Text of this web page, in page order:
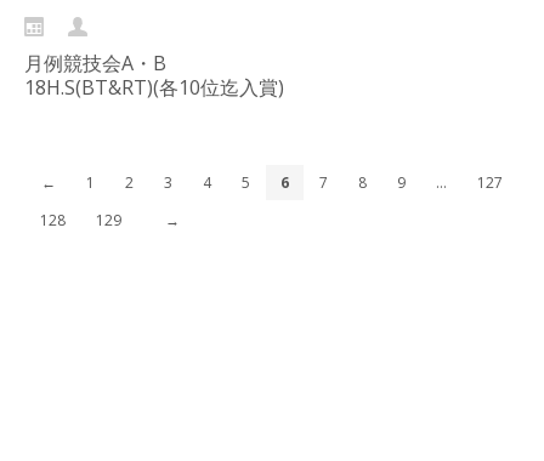
月例競技会A・B
18H.S(BT&RT)(各10位迄入賞)
← 1 2 3 4 5 6 7 8 9 …
127
128
129 →